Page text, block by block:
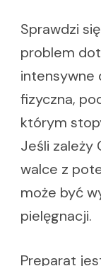
Sprawdzi
problem
intensywne
fizyczna,
którym
Jeśli zależy
walce z
może być
pielęgnacji.
Preparat